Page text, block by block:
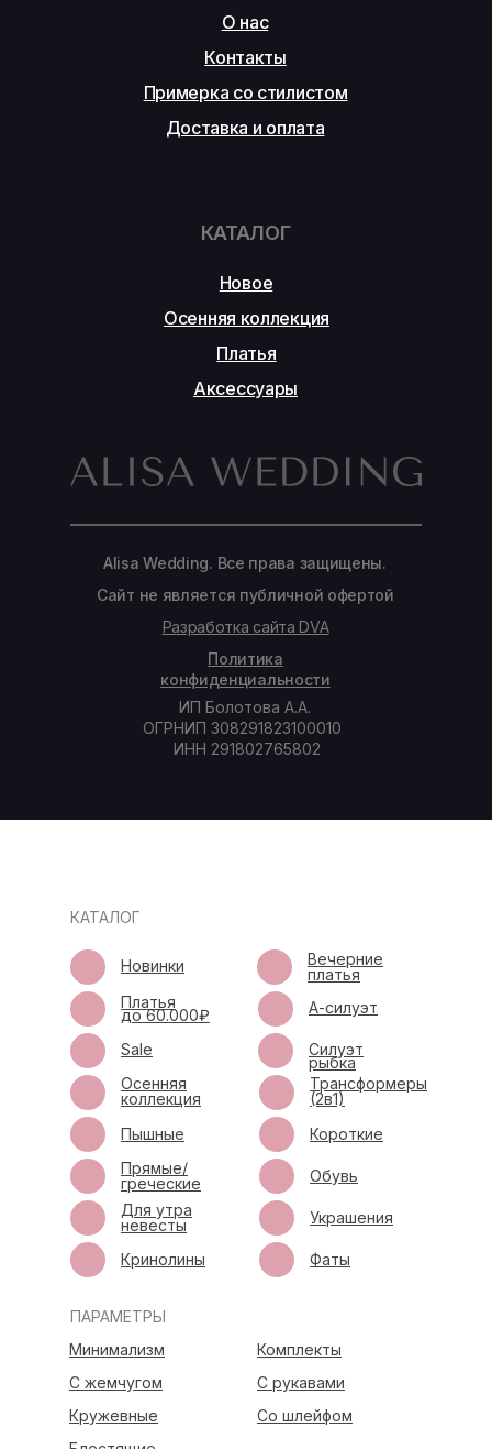
Alisa Wedding. Все права защищены.
Сайт не является публичной офертой
Политика
конфиденциальности
Разработка сайта DVA
Новое
Осенняя коллекция
Платья
Аксессуары
КАТАЛОГ
ИП Болотова А.А.
ОГРНИП 308291823100010
ИНН 291802765802
О нас
Контакты
Примерка со стилистом
Доставка и оплата
КАТАЛОГ
Минимализм
С жемчугом
Кружевные
Со шлейфом
Комплекты
С рукавами
ПАРАМЕТРЫ
Осенняя
коллекция
Вечерние
платья
Силуэт
рыбка
Новинки
Платья
до 60.000₽ А-силуэт
Пышные
Прямые/
греческие
Трансформеры
(2в1)
Короткие
Обувь
Для утра
невесты
Кринолины
Украшения
Фаты
Sale